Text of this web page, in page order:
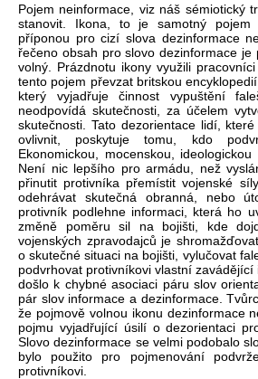
Pojem neinformace, viz náš sémiotický
stanovit. Ikona, to je samotný pojem
příponou pro cizí slova dezinformace
řečeno obsah pro slovo dezinformace
volný. Prázdnotu ikony využili
tento pojem převzat britskou
který vyjadřuje činnost vypuštění
neodpovídá skutečnosti, za účelem
skutečnosti. Tato dezorientace lidí,
ovlivnit, poskytuje tomu, kdo
Ekonomickou, mocenskou, ideologickou
Není nic lepšího pro armádu, než
přinutit protivníka přemístit vojenské
odehrávat skutečná obranná, nebo
protivník podlehne informaci, která ho
změně poměru sil na bojišti, kde
vojenských zpravodajců je
o skutečné situaci na bojišti, vylučovat
podvrhovat protivníkovi vlastní zavádějící
došlo k chybné asociaci páru slov
pár slov informace a dezinformace.
že pojmově volnou ikonu dezinformace
pojmu vyjadřující úsilí o dezorientaci
Slovo dezinformace se velmi podobalo
bylo použito pro pojmenování
protivníkovi.